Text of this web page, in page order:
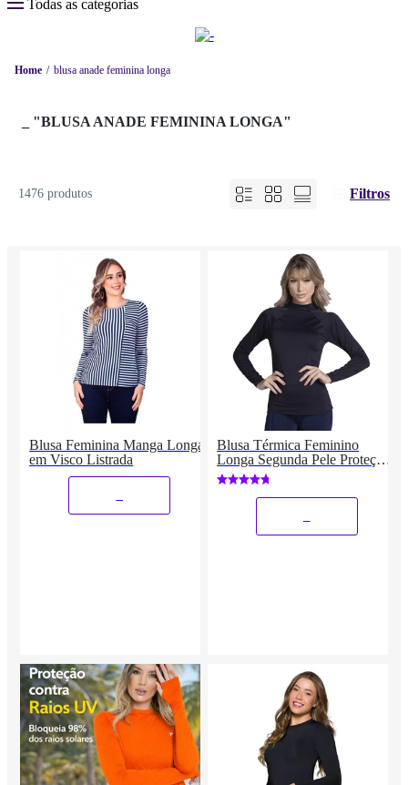
Todas as categorias
Home blusa anade feminina longa
"BLUSA ANADE FEMININA LONGA"
1476 produtos Filtros
Blusa Feminina Manga Longa
em Visco Listrada
Blusa Térmica Feminino
Longa Segunda Pele Proteção
UV